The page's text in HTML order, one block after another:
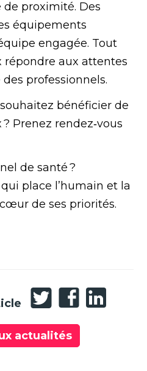
proximité. Des
équipements
engagée. Tout
aux attentes
professionnels.
bénéficier de
? Prenez rendez‑vous
de santé ?
place l’humain et la
de ses priorités.
Partager
sur
Twitter
Partager
sur
Facebook
Partager
sur
actualités